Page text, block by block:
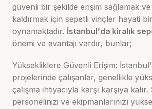
güvenli bir şekilde erişim sağlamak
kaldırmak için sepetli vinçler hayati
oynamaktadır. İstanbul'da kiralık
önemi ve avantajı vardır, bunlar;
Yüksekliklere Güvenli Erişim:
projelerinde çalışanlar, genellikle
çalışma ihtiyacıyla karşı karşıya
personelinizi ve ekipmanlarınızı